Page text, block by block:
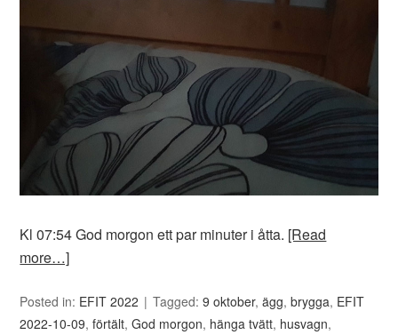
Kl 07:54 God morgon ett par minuter i åtta. [Read
more…]
Posted in: EFIT 2022 Tagged:9 oktober,ägg,brygga, EFIT
2022-10-09,förtält,God morgon, hänga tvätt, husvagn,